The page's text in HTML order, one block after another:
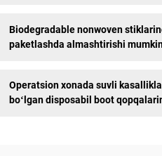
Biodegradable nonwoven
paketlashda almashtirishi
Operatsion xonada suvli
boʻlgan disposabil boot